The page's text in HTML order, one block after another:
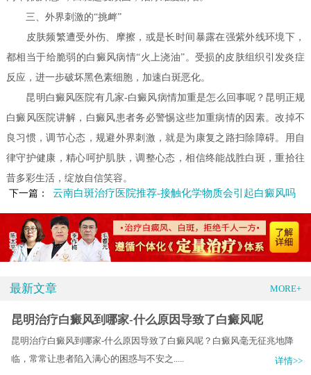
三、外界刺激的“挑衅”
皮肤频繁遭受外伤、摩擦，或是长时间暴露在强紫外线环境下，
都相当于给脆弱的白癜风病情“火上浇油”。受损的皮肤组织引发炎症
反应，进一步破坏黑色素细胞，加速白斑恶化。
昆明白癜风医院有几家-白癜风病情加重是怎么回事呢？昆明正规
白癜风医院讲解，白癜风患者务必警惕这些加重病情的因素。改掉不
良习惯，调节心态，规避外界刺激，就是为康复之路扫除障碍。用自
律守护健康，精心呵护肌肤，调整心态，相信终能战胜白斑，重拾往
昔多彩生活，绽放自信笑容。
下一篇：
云南白斑治疗医院推荐-接触化学物质会引起白癜风吗
最新文章 MORE+
昆明治疗白癜风到哪家-什么原因导致了白癜风呢
昆明治疗白癜风到哪家-什么原因导致了白癜风呢？白癜风毫无征兆地降
临，常常让患者陷入满心的困惑与不安之.....
详情>>